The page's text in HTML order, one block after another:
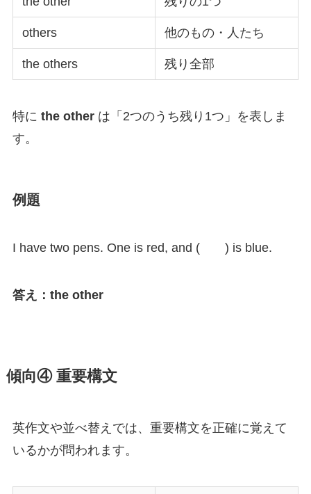
others 他のもの・人たち
the others 残り全部
特に the otherは「2つのうち残り1つ」を表しま
す。
例題
I have two pens. One is red, and ( ) is blue.
答え：the other
傾向④ 重要構文
英作文や並べ替えでは、重要構文を正確に覚えて
いるかが問われます。